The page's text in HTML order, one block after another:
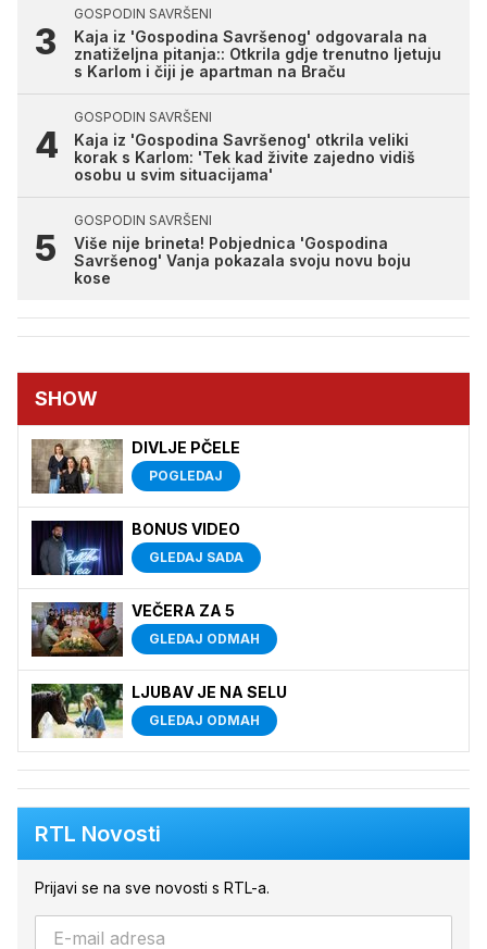
GOSPODIN SAVRŠENI
Kaja iz 'Gospodina Savršenog' odgovarala na
znatiželjna pitanja:: Otkrila gdje trenutno ljetuju
s Karlom i čiji je apartman na Braču
GOSPODIN SAVRŠENI
Kaja iz 'Gospodina Savršenog' otkrila veliki
korak s Karlom: 'Tek kad živite zajedno vidiš
osobu u svim situacijama'
GOSPODIN SAVRŠENI
Više nije brineta! Pobjednica 'Gospodina
Savršenog' Vanja pokazala svoju novu boju
kose
SHOW
DIVLJE PČELE
POGLEDAJ
BONUS VIDEO
GLEDAJ SADA
VEČERA ZA 5
GLEDAJ ODMAH
LJUBAV JE NA SELU
GLEDAJ ODMAH
RTL Novosti
Prijavi se na sve novosti s RTL-a.